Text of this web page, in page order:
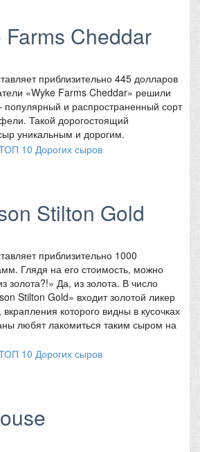
Farms Cheddar
приблизительно 445 долларов
«Wyke Farms Cheddar» решили
популярный и распространенный сорт
Такой дорогостоящий
уникальным и дорогим.
Stilton Gold
приблизительно 1000
Глядя на его стоимость, можно
золота?!» Да, из золота. В число
Stilton Gold» входит золотой ликер
которого видны в кусочках
любят лакомиться таким сыром на